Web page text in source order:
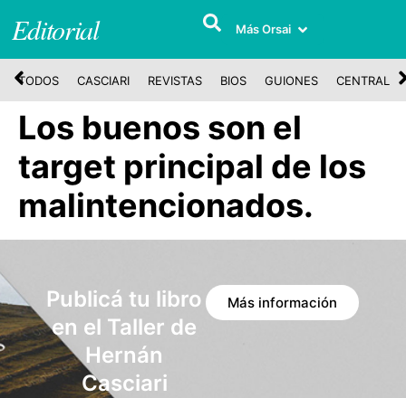
Editorial Más Orsai
TODOS CASCIARI REVISTAS BIOS GUIONES CENTRAL
Los buenos son el
target principal de los
malintencionados.
Publicá tu libro
en el Taller de
Hernán
Casciari
Más información